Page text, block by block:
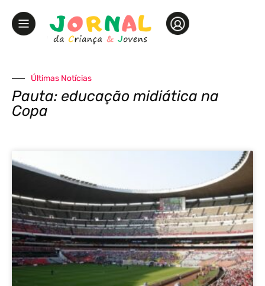
Últimas Notícias
Pauta: educação midiática na
Copa